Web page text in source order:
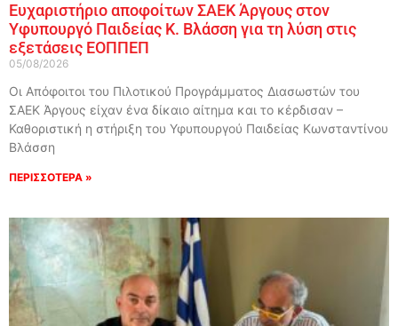
Ευχαριστήριο αποφοίτων ΣΑΕΚ Άργους στον
Υφυπουργό Παιδείας Κ. Βλάσση για τη λύση στις
εξετάσεις ΕΟΠΠΕΠ
05/08/2026
Οι Απόφοιτοι του Πιλοτικού Προγράμματος Διασωστών του
ΣΑΕΚ Άργους είχαν ένα δίκαιο αίτημα και το κέρδισαν –
Καθοριστική η στήριξη του Υφυπουργού Παιδείας Κωνσταντίνου
Βλάσση
ΠΕΡΙΣΣΟΤΕΡΑ »